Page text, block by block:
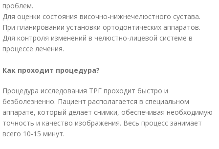
проблем.
Для оценки состояния височно-нижнечелюстного сустава.
При планировании установки ортодонтических аппаратов.
Для контроля изменений в челюстно-лицевой системе в
процессе лечения.
Как проходит процедура?
Процедура исследования ТРГ проходит быстро и
безболезненно. Пациент располагается в специальном
аппарате, который делает снимки, обеспечивая необходимую
точность и качество изображения. Весь процесс занимает
всего 10-15 минут.